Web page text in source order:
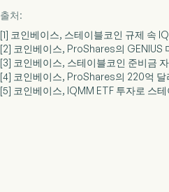
출처:
[1] 코인베이스, 스테이블코인 규제 속
[2] 코인베이스, ProShares의 GENIUS
[3] 코인베이스, 스테이블코인 준비금
[4] 코인베이스, ProShares의 220억 달
[5] 코인베이스, IQMM ETF 투자로 스